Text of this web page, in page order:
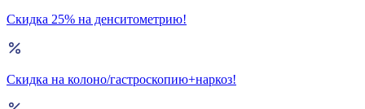
Скидка 25% на денситометрию!
Скидка на колоно/гастроскопию+наркоз!